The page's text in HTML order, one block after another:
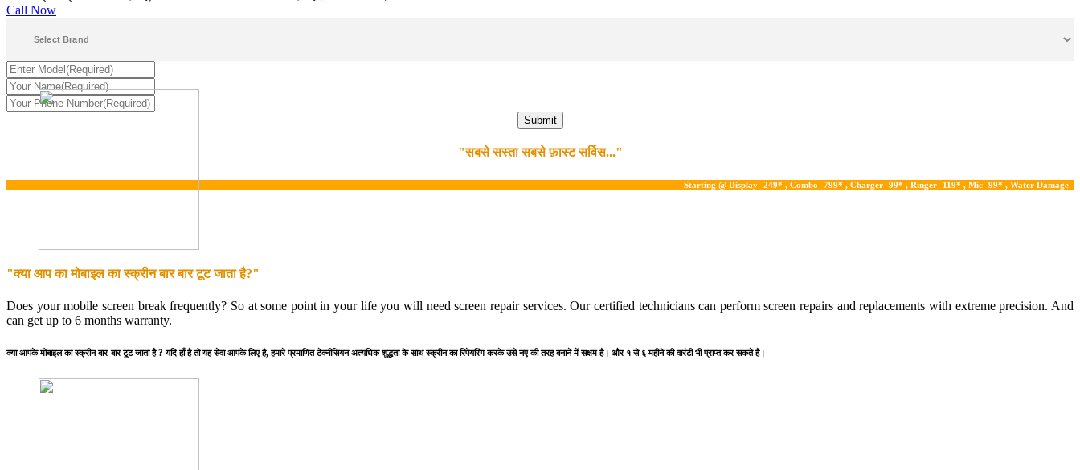
Call Now
"सबसे सस्ता सबसे फ़ास्ट सर्विस..."
Starting @ Display- 249* , Combo- 799* , Charger- 99* , Ringer- 119* , Mic- 99* , Water Damage- 199*
"क्या आप का मोबाइल का स्क्रीन बार बार टूट जाता है?"
Does your mobile screen break frequently? So at some point in your life you will need screen repair services. Our certified technicians can perform screen repairs and replacements with extreme precision. And
can get up to 6 months warranty.
क्या आपके मोबाइल का स्क्रीन बार-बार टूट जाता है ? यदि हाँ है तो यह सेवा आपके लिए है, हमारे प्रमाणित टेक्नीसियन अत्यधिक शुद्धता के साथ स्क्रीन का रिपेयरिंग करके उसे नए की तरह बनाने में सक्षम है। और १ से ६ महीने की वारंटी भी प्राप्त कर सकते है।